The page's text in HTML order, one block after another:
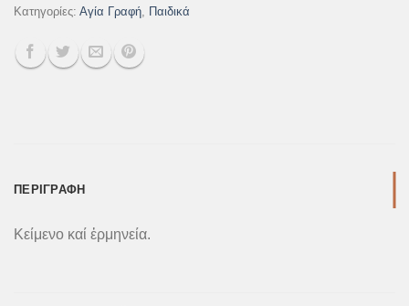
Κατηγορίες: Αγία Γραφή, Παιδικά
ΠΕΡΙΓΡΑΦΉ
Κείμενο καί ἐρμηνεία.